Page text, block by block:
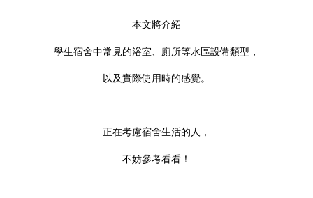
本文將介紹
學生宿舍中常見的浴室、廁所等水區設備類型，
以及實際使用時的感覺。
正在考慮宿舍生活的人，
不妨參考看看！